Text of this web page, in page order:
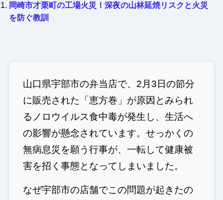
岡崎市才栗町の工場火災！深夜の山林延焼リスクと火災
を防ぐ教訓
山口県宇部市の弁当店で、2月3日の節分
に販売された「恵方巻」が原因とみられ
るノロウイルス食中毒が発生し、生活へ
の影響が懸念されています。せっかくの
無病息災を願う行事が、一転して健康被
害を招く事態となってしまいました。
なぜ宇部市の店舗でこの問題が起きたの